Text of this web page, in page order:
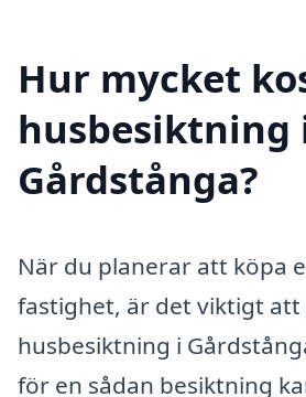
Hur mycket
husbesiktning
Gårdstånga?
När du planerar att köpa
fastighet, är det viktigt att
husbesiktning i
för en sådan besiktning